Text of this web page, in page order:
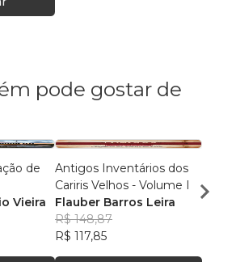
pode gostar de
de
Vieira
Antigos Inventários dos
Cariris Velhos - Volume I
Flauber Barros Leira
R$ 148,87
R$ 117,85